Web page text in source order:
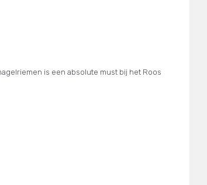
is een absolute must bij het Roos